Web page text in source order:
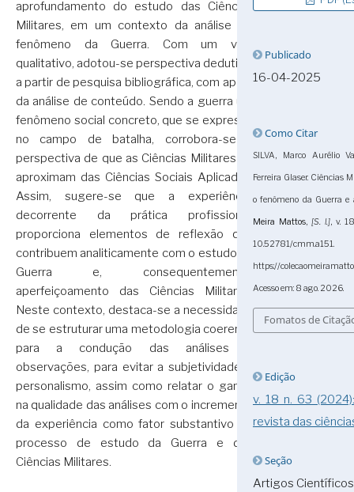
aprofundamento do estudo das Ciências
Militares, em um contexto da análise do
fenômeno da Guerra. Com um viés
qualitativo, adotou-se perspectiva dedutiva,
a partir de pesquisa bibliográfica, com apoio
da análise de conteúdo. Sendo a guerra um
fenômeno social concreto, que se expressa
no campo de batalha, corrobora-se a
perspectiva de que as Ciências Militares se
aproximam das Ciências Sociais Aplicadas.
Assim, sugere-se que a experiência,
decorrente da prática profissional,
proporciona elementos de reflexão que
contribuem analiticamente com o estudo da
Guerra e, consequentemente,
aperfeiçoamento das Ciências Militares.
Neste contexto, destaca-se a necessidade
de se estruturar uma metodologia coerente
para a condução das análises e
observações, para evitar a subjetividade e
personalismo, assim como relatar o ganho
na qualidade das análises com o incremento
da experiência como fator substantivo no
processo de estudo da Guerra e das
Ciências Militares.
Publicado
16-04-2025
Como Citar
SILVA, Marco Aurélio
Ferreira Glaser. Ciências
o fenômeno da Guerra e
Meira Mattos, [S. l.], v.
10.52781/
https://
Acesso em: 8 ago. 2026.
Fomatos de
Edição
v. 18 n. 63
revista das
Seção
Artigos Científicos